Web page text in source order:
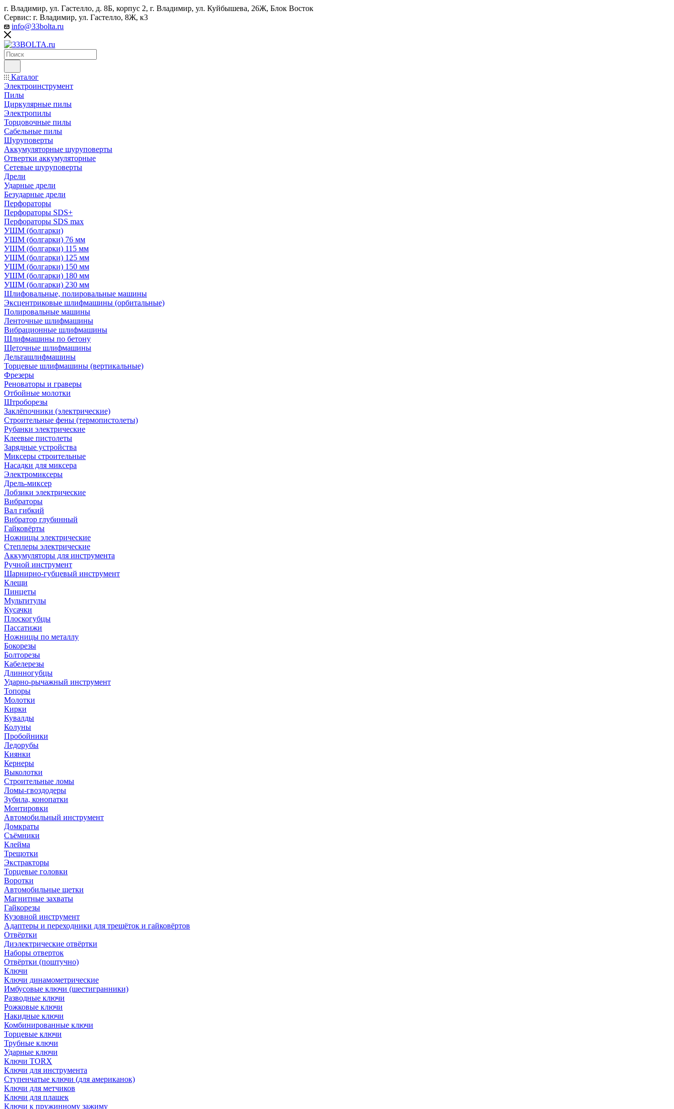
г. Владимир, ул. Гастелло, д. 8Б, корпус 2, г. Владимир, ул. ​Куйбышева, 26Ж, Блок Восток
Сервис: г. Владимир, ул. Гастелло, 8Ж, к3
info@33bolta.ru
Каталог
Электроинструмент
Пилы
Циркулярные пилы
Электропилы
Торцовочные пилы
Сабельные пилы
Шуруповерты
Аккумуляторные шуруповерты
Отвертки аккумуляторные
Сетевые шуруповерты
Дрели
Ударные дрели
Безударные дрели
Перфораторы
Перфораторы SDS+
Перфораторы SDS max
УШМ (болгарки)
УШМ (болгарки) 76 мм
УШМ (болгарки) 115 мм
УШМ (болгарки) 125 мм
УШМ (болгарки) 150 мм
УШМ (болгарки) 180 мм
УШМ (болгарки) 230 мм
Шлифовальные, полировальные машины
Эксцентриковые шлифмашины (орбитальные)
Полировальные машины
Ленточные шлифмашины
Вибрационные шлифмашины
Шлифмашины по бетону
Щеточные шлифмашины
Дельташлифмашины
Торцевые шлифмашины (вертикальные)
Фрезеры
Реноваторы и граверы
Отбойные молотки
Штроборезы
Заклёпочники (электрические)
Строительные фены (термопистолеты)
Рубанки электрические
Клеевые пистолеты
Зарядные устройства
Миксеры строительные
Насадки для миксера
Электромиксеры
Дрель-миксер
Лобзики электрические
Вибраторы
Вал гибкий
Вибратор глубинный
Гайковёрты
Ножницы электрические
Степлеры электрические
Аккумуляторы для инструмента
Ручной инструмент
Шарнирно-губцевый инструмент
Клещи
Пинцеты
Мультитулы
Кусачки
Плоскогубцы
Пассатижи
Ножницы по металлу
Бокорезы
Болторезы
Кабелерезы
Длинногубцы
Ударно-рычажный инструмент
Топоры
Молотки
Кирки
Кувалды
Колуны
Пробойники
Ледорубы
Киянки
Кернеры
Выколотки
Строительные ломы
Ломы-гвоздодеры
Зубила, конопатки
Монтировки
Автомобильный инструмент
Домкраты
Съёмники
Клейма
Трещотки
Экстракторы
Торцевые головки
Воротки
Автомобильные щетки
Магнитные захваты
Гайкорезы
Кузовной инструмент
Адаптеры и переходники для трещёток и гайковёртов
Отвёртки
Диэлектрические отвёртки
Наборы отверток
Отвёртки (поштучно)
Ключи
Ключи динамометрические
Имбусовые ключи (шестигранники)
Разводные ключи
Рожковые ключи
Накидные ключи
Комбинированные ключи
Торцевые ключи
Трубные ключи
Ударные ключи
Ключи TORX
Ключи для инструмента
Ступенчатые ключи (для американок)
Ключи для метчиков
Ключи для плашек
Ключи к пружинному зажиму